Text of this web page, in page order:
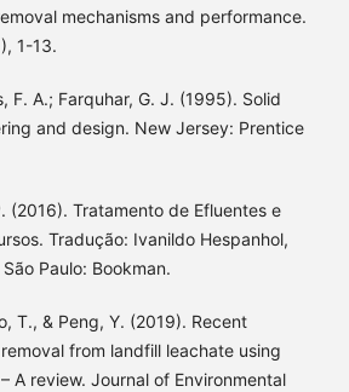
mechanisms and performance.
1-13.
F. A.; Farquhar, G. J. (1995). Solid
and design. New Jersey: Prentice
(2016). Tratamento de Efluentes e
Tradução: Ivanildo Hespanhol,
Paulo: Bookman.
T., & Peng, Y. (2019). Recent
from landfill leachate using
A review. Journal of Environmental